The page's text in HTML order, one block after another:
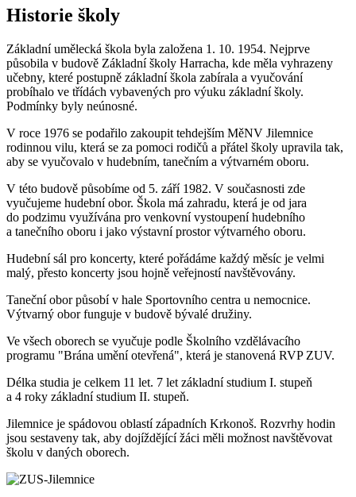
Historie školy
Základní umělecká škola byla založena 1. 10. 1954. Nejprve
působila v budově Základní školy Harracha, kde měla vyhrazeny
učebny, které postupně základní škola zabírala a vyučování
probíhalo ve třídách vybavených pro výuku základní školy.
Podmínky byly neúnosné.
V roce 1976 se podařilo zakoupit tehdejším MěNV Jilemnice
rodinnou vilu, která se za pomoci rodičů a přátel školy upravila tak,
aby se vyučovalo v hudebním, tanečním a výtvarném oboru.
V této budově působíme od 5. září 1982. V současnosti zde
vyučujeme hudební obor. Škola má zahradu, která je od jara
do podzimu využívána pro venkovní vystoupení hudebního
a tanečního oboru i jako výstavní prostor výtvarného oboru.
Hudební sál pro koncerty, které pořádáme každý měsíc je velmi
malý, přesto koncerty jsou hojně veřejností navštěvovány.
Taneční obor působí v hale Sportovního centra u nemocnice.
Výtvarný obor funguje v budově bývalé družiny.
Ve všech oborech se vyučuje podle Školního vzdělávacího
programu "Brána umění otevřená", která je stanovená RVP ZUV.
Délka studia je celkem 11 let. 7 let základní studium I. stupeň
a 4 roky základní studium II. stupeň.
Jilemnice je spádovou oblastí západních Krkonoš. Rozvrhy hodin
jsou sestaveny tak, aby dojíždějící žáci měli možnost navštěvovat
školu v daných oborech.